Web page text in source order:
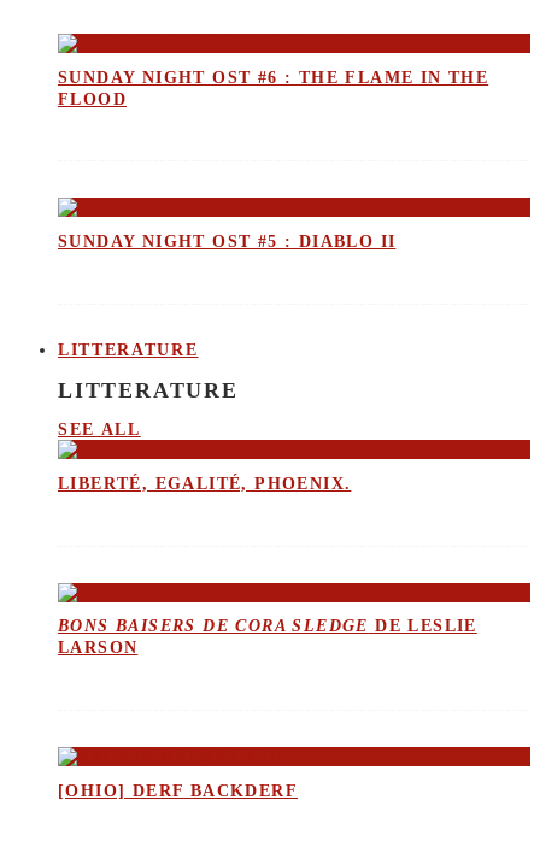
SUNDAY NIGHT OST #6 : THE FLAME IN THE
FLOOD
SUNDAY NIGHT OST #5 : DIABLO II
LITTERATURE
LITTERATURE
SEE ALL
LIBERTÉ, EGALITÉ, PHOENIX.
BONS BAISERS DE CORA SLEDGE DE LESLIE
LARSON
[OHIO] DERF BACKDERF